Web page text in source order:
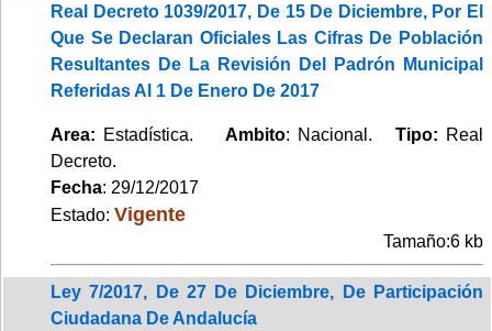
Real Decreto 1039/2017, De 15 De Diciembre, Por El
Que Se Declaran Oficiales Las Cifras De Población
Resultantes De La Revisión Del Padrón Municipal
Referidas Al 1 De Enero De 2017
Area: Estadística. Ambito: Nacional. Tipo: Real
Decreto.
Fecha: 29/12/2017
Estado: Vigente
Tamaño:6 kb
Ley 7/2017, De 27 De Diciembre, De Participación
Ciudadana De Andalucía